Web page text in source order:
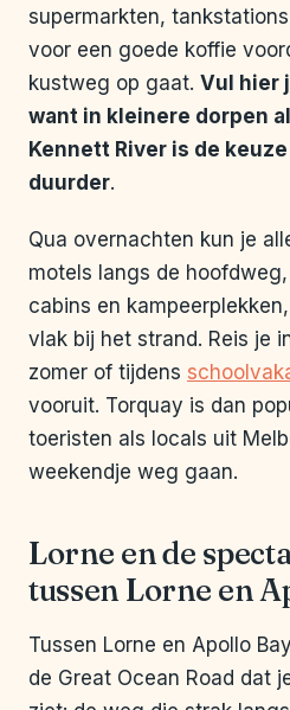
supermarkten,
voor een goede koffie
kustweg op gaat. Vul hier
want in kleinere dorpen
Kennett River is de
duurder.
Qua overnachten kun je
motels langs de
cabins en
vlak bij het strand. Reis je
zomer of tijdens
vooruit. Torquay is dan
toeristen als locals uit
weekendje weg gaan.
Lorne en de
tussen Lorne en
Tussen Lorne en Apollo
de Great Ocean Road dat